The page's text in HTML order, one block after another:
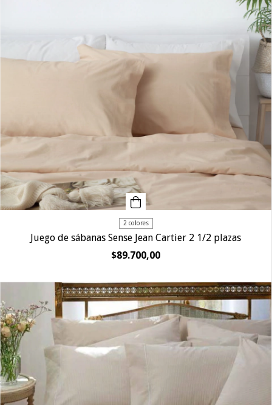
2 colores
Juego de sábanas Sense Jean Cartier 2 1/2 plazas
$89.700,00